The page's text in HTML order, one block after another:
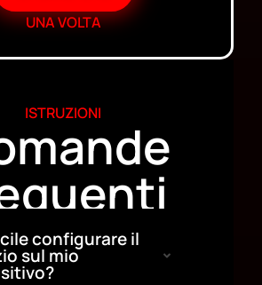
UNA VOLTA
ISTRUZIONI
configurare il
sul mio